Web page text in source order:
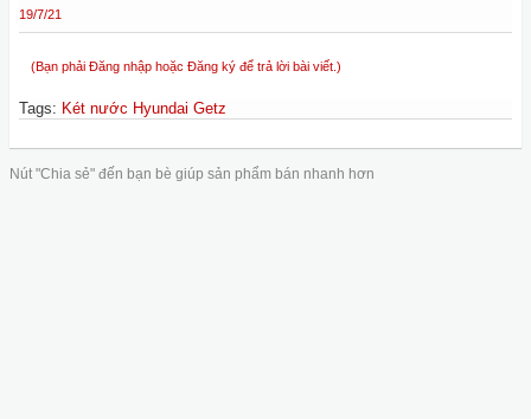
19/7/21
(Bạn phải Đăng nhập hoặc Đăng ký để trả lời bài viết.)
Tags: Két nước Hyundai Getz
Nút "Chia sẻ" đến bạn bè giúp sản phẩm bán nhanh hơn